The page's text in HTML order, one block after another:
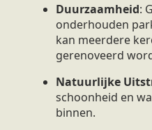
Duurzaamheid:
onderhouden
kan meerdere
gerenoveerd
Natuurlijke
schoonheid en
binnen.